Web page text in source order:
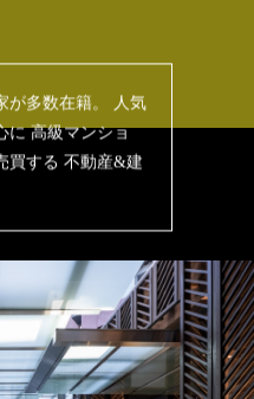
多数在籍。
人気
に高級マンショ
買する 不動産&建